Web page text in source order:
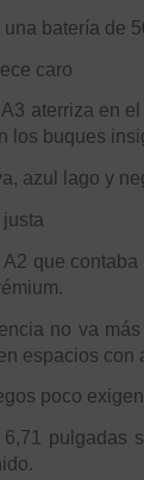
batería de
caro
aterriza en
los buques
azul lago y
que
no va
espacios con
poco
pulgadas